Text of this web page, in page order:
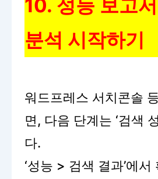
10. 성능 보고
분석 시작하기
워드프레스 서치콘솔
면, 다음 단계는 ‘검색
다.
‘성능 > 검색 결과’에